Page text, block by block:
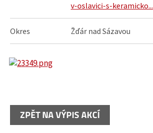
v-oslavici-s-keramicko...
Okres Žďár nad Sázavou
ZPĚT NA VÝPIS AKCÍ